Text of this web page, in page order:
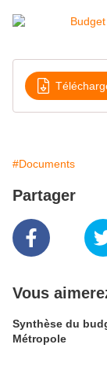
#Documents
Partager
Vous
Synthèse du
Métropole